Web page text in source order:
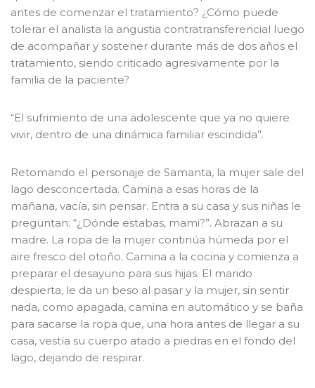
antes de comenzar el tratamiento? ¿Cómo puede
tolerar el analista la angustia contratransferencial luego
de acompañar y sostener durante más de dos años el
tratamiento, siendo criticado agresivamente por la
familia de la paciente?
“El sufrimiento de una adolescente que ya no quiere
vivir, dentro de una dinámica familiar escindida”.
Retomando el personaje de Samanta, la mujer sale del
lago desconcertada. Camina a esas horas de la
mañana, vacía, sin pensar. Entra a su casa y sus niñas le
preguntan: “¿Dónde estabas, mami?”. Abrazan a su
madre. La ropa de la mujer continúa húmeda por el
aire fresco del otoño. Camina a la cocina y comienza a
preparar el desayuno para sus hijas. El marido
despierta, le da un beso al pasar y la mujer, sin sentir
nada, como apagada, camina en automático y se baña
para sacarse la ropa que, una hora antes de llegar a su
casa, vestía su cuerpo atado a piedras en el fondo del
lago, dejando de respirar.